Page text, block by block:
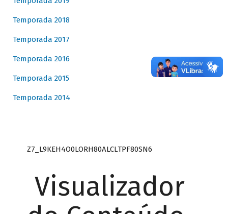
Temporada 2018
Temporada 2017
Temporada 2016
Temporada 2015
Temporada 2014
Z7_L9KEH4O0LORH80ALCLTPF80SN6
Visualizador